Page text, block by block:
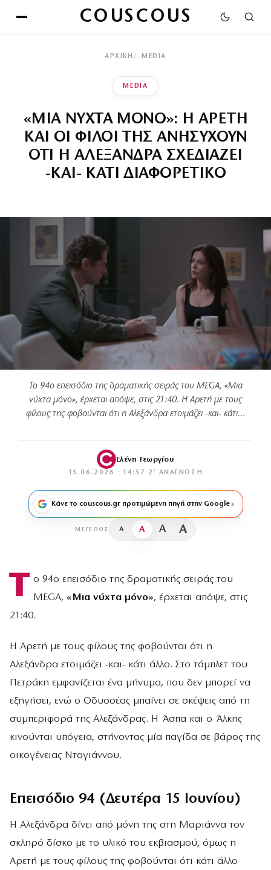
COUSCOUS
ΑΡΧΙΚΉ MEDIA
MEDIA
«ΜΙΑ ΝΥΧΤΑ ΜΟΝΟ»: Η ΑΡΕΤΗ
ΚΑΙ ΟΙ ΦΙΛΟΙ ΤΗΣ ΑΝΗΣΥΧΟΥΝ
ΟΤΙ Η ΑΛΕΞΑΝΔΡΑ ΣΧΕΔΙΑΖΕΙ
-ΚΑΙ- ΚΑΤΙ ΔΙΑΦΟΡΕΤΙΚΟ
Το 94ο επεισόδιο της δραματικής σειράς του MEGA, «Μια
νύχτα μόνο», έρχεται απόψε, στις 21:40. Η Αρετή με τους
φίλους της φοβούνται ότι η Αλεξάνδρα ετοιμάζει -και- κάτι…
Ελένη Γεωργίου
15.06.2026 · 14:57 · 2′ ΑΝΆΓΝΩΣΗ
Κάνε το couscous.gr προτιμώμενη πηγή στην Google
ΜΈΓΕΘΟΣ A A A A
Τ ο 94ο επεισόδιο της δραματικής σειράς του
MEGA, «Μια νύχτα μόνο», έρχεται απόψε, στις
21:40.
Η Αρετή με τους φίλους της φοβούνται ότι η
Αλεξάνδρα ετοιμάζει -και- κάτι άλλο. Στο τάμπλετ του
Πετράκη εμφανίζεται ένα μήνυμα, που δεν μπορεί να
εξηγήσει, ενώ ο Οδυσσέας μπαίνει σε σκέψεις από τη
συμπεριφορά της Αλεξάνδρας. Η Άσπα και ο Άλκης
κινούνται υπόγεια, στήνοντας μία παγίδα σε βάρος της
οικογένειας Νταγιάννου.
Επεισόδιο 94 (Δευτέρα 15 Ιουνίου)
Η Αλεξάνδρα δίνει από μόνη της στη Μαριάννα τον
σκληρό δίσκο με το υλικό του εκβιασμού, όμως η
Αρετή με τους φίλους της φοβούνται ότι κάτι άλλο